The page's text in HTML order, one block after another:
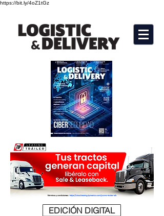
https://bit.ly/4oZ1tGz
EDICIÓN DIGITAL